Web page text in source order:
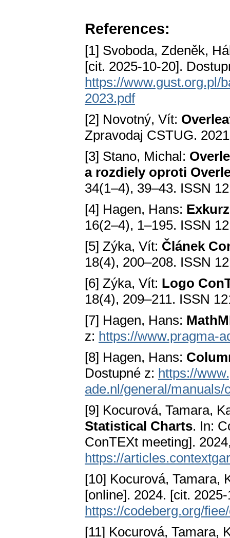
References:
[1] Svoboda, Zdeněk,
[cit. 2025-10-20].
https://www.gust.org.pl/
2023.pdf
[2] Novotný, Vít:
Zpravodaj CSTUG.
[3] Stano, Michal:
a rozdiely oproti
34(1–4), 39–43. ISSN
[4] Hagen, Hans:
16(2–4), 1–195. ISSN
[5] Zýka, Vít: Článek
18(4), 200–208. ISSN
[6] Zýka, Vít: Logo
18(4), 209–211. ISSN
[7] Hagen, Hans:
z: https://www.pragma-
[8] Hagen, Hans:
Dostupné z: https://
ade.nl/general/manuals/
[9] Kocurová, Tamara,
Statistical Charts. In:
ConTEXt meeting].
https://
[10] Kocurová, Tamara,
[online]. 2024. [cit.
https://codeberg.org/
[11] Kocurová, Tamara,